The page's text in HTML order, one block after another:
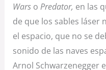
Wars o Predator, en las
de que los sables láser
el espacio, que no se
sonido de las naves
Arnol Schwarzenegger